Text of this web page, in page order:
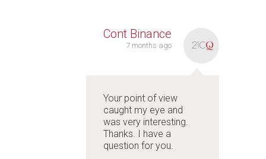
Cont Binance
7 months ago
Your point of view
caught my eye and
was very interesting.
Thanks. I have a
question for you.